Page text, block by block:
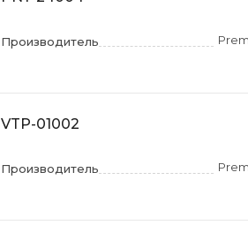
Производитель
VTP-01002
Производитель